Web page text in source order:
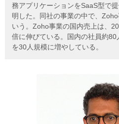
務アプリケーションをSaaS型で
明した。同社の事業の中で、
いう。Zoho事業の国内売上は、
倍に伸びている。国内の社員約
を30人規模に増やしている。